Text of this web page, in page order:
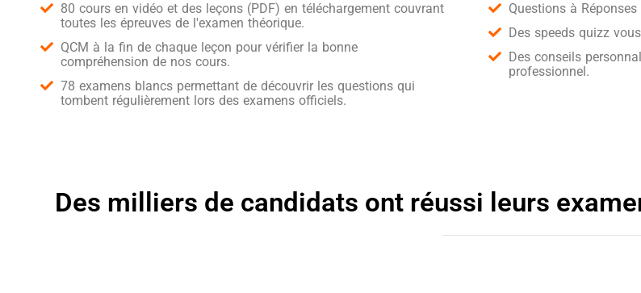
80 cours en vidéo et des leçons (PDF) en téléchargement couvrant
toutes les épreuves de l'examen théorique.
QCM à la fin de chaque leçon pour vérifier la bonne
compréhension de nos cours.
78 examens blancs permettant de découvrir les questions qui
tombent régulièrement lors des examens officiels.
Questions à
Des speeds quizz
Des conseils
professionnel.
Des milliers de candidats ont réussi leurs